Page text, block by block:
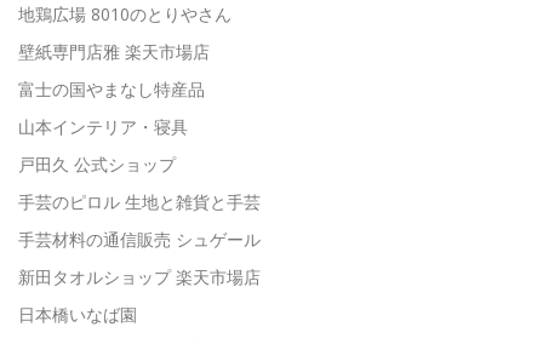
地鶏広場 8010のとりやさん
壁紙専門店雅 楽天市場店
富士の国やまなし特産品
山本インテリア・寝具
戸田久 公式ショップ
手芸のピロル 生地と雑貨と手芸
手芸材料の通信販売 シュゲール
新田タオルショップ 楽天市場店
日本橋いなば園